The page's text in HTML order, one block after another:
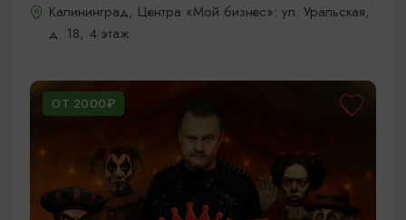
Калининград, Центра «Мой бизнес»: ул. Уральская,
д. 18, 4 этаж
ОТ 2000₽